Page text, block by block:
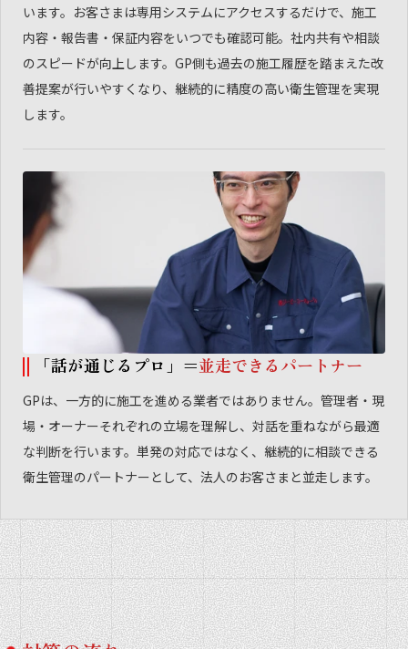
います。お客さまは専用システムにアクセスするだけで、施工
内容・報告書・保証内容をいつでも確認可能。社内共有や相談
のスピードが向上します。GP側も過去の施工履歴を踏まえた改
善提案が行いやすくなり、継続的に精度の高い衛生管理を実現
します。
「話が通じるプロ」＝並走できるパートナー
GPは、一方的に施工を進める業者ではありません。管理者・現
場・オーナーそれぞれの立場を理解し、対話を重ねながら最適
な判断を行います。単発の対応ではなく、継続的に相談できる
衛生管理のパートナーとして、法人のお客さまと並走します。